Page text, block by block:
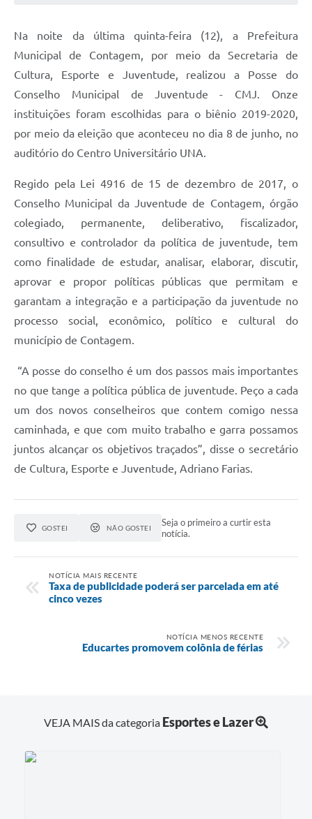
Na noite da última quinta-feira (12), a Prefeitura
Municipal de Contagem, por meio da Secretaria de
Cultura, Esporte e Juventude, realizou a Posse do
Conselho Municipal de Juventude - CMJ. Onze
instituições foram escolhidas para o biênio 2019-2020,
por meio da eleição que aconteceu no dia 8 de junho, no
auditório do Centro Universitário UNA.
Regido pela Lei 4916 de 15 de dezembro de 2017, o
Conselho Municipal da Juventude de Contagem, órgão
colegiado, permanente, deliberativo, fiscalizador,
consultivo e controlador da política de juventude, tem
como finalidade de estudar, analisar, elaborar, discutir,
aprovar e propor políticas públicas que permitam e
garantam a integração e a participação da juventude no
processo social, econômico, político e cultural do
município de Contagem.
“A posse do conselho é um dos passos mais importantes
no que tange a política pública de juventude. Peço a cada
um dos novos conselheiros que contem comigo nessa
caminhada, e que com muito trabalho e garra possamos
juntos alcançar os objetivos traçados”, disse o secretário
de Cultura, Esporte e Juventude, Adriano Farias.
GOSTEI NÃO GOSTEI
Seja o primeiro a curtir esta
notícia.
NOTÍCIA MAIS RECENTE
Taxa de publicidade poderá ser parcelada em até
cinco vezes
NOTÍCIA MENOS RECENTE
Educartes promovem colônia de férias
VEJA MAIS da categoria Esportes e Lazer